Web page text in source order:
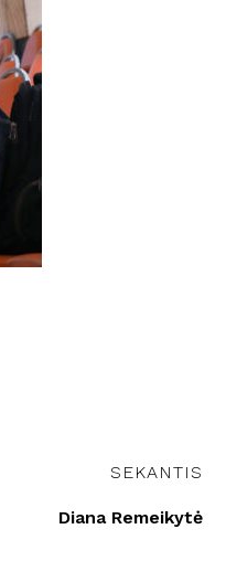
SEKANTIS
Diana Remeikytė